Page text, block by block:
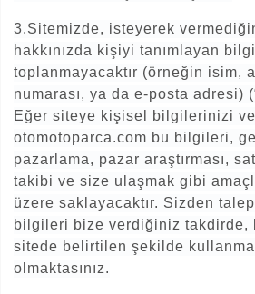
3.Sitemizde, isteyerek
hakkınızda kişiyi tanımlayan
toplanmayacaktır (örneğin isim,
numarası, ya da e-posta adresi)
Eğer siteye kişisel bilgilerinizi
otomotoparca.com bu bilgileri,
pazarlama, pazar araştırması,
takibi ve size ulaşmak gibi
üzere saklayacaktır. Sizden
bilgileri bize verdiğiniz takdirde,
sitede belirtilen şekilde
olmaktasınız.